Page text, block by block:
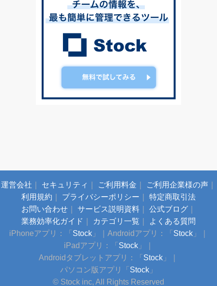
運営会社 セキュリティ ご利用料金 ご利用企業様の声
利用規約
プライバシーポリシー
特定商取引法
お問い合わせ
サービス説明資料 公式ブログ
業務効率化ガイド
カテゴリ一覧
よくある質問
iPhoneアプリ：「 Stock」 Androidアプリ：「 Stock」
iPadアプリ：「 Stock」
Androidタブレットアプリ：「 Stock 」
パソコン版アプリ「 Stock 」
© Stock inc, All Rights Reserved